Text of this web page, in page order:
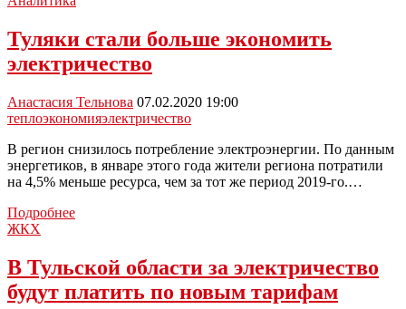
счет
за
на
16
тысяч
Туляки стали больше экономить
электричество
Анастасия Тельнова 07.02.2020 19:00
теплоэкономияэлектричество
В регион снизилось потребление электроэнергии. По данным
энергетиков, в январе этого года жители региона потратили
на 4,5% меньше ресурса, чем за тот же период 2019-го.…
ПодробнееТуляки
экономить
электричество
ЖКХ
В Тульской области за электричество
будут платить по новым тарифам